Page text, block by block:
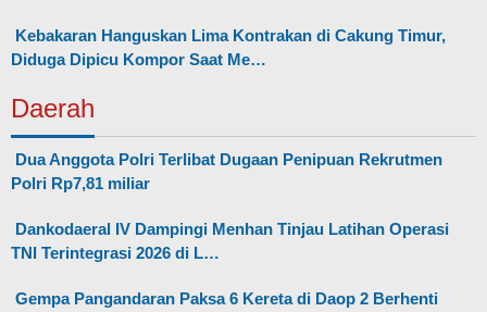
Kebakaran Hanguskan Lima Kontrakan di Cakung Timur,
Diduga Dipicu Kompor Saat Me…
Daerah
Dua Anggota Polri Terlibat Dugaan Penipuan Rekrutmen
Polri Rp7,81 miliar
Dankodaeral IV Dampingi Menhan Tinjau Latihan Operasi
TNI Terintegrasi 2026 di L…
Gempa Pangandaran Paksa 6 Kereta di Daop 2 Berhenti